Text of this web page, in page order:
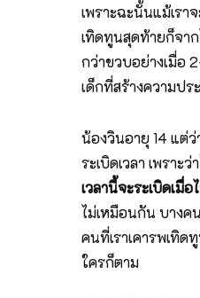
เพราะฉะนั้นแม้เร
เทิดทูนสุดท้ายก็จา
กว่าขวบอย่างเมื่อ
เด็กที่สร้างความป
น้องวินอายุ 14 แต่
ระเบิดเวลา เพรา
เวลานี้จะระเบิดเมื่อ
ไม่เหมือนกัน บางค
คนที่เราเคารพเทิ
ใครก็ตาม